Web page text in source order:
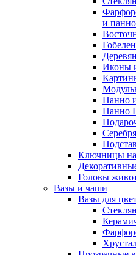
и панно
Иконы
Панно
Панно
Ключницы
Головы
Вазы и чаши
Вазы для